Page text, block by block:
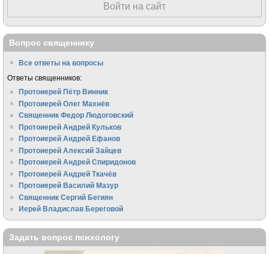
Войти на сайт
Вопрос священнику
Все ответы на вопросы
Ответы священников:
Протоиерей Пётр Винник
Протоиерей Олег Махнёв
Священник Федор Людоговский
Протоиерей Андрей Кульков
Протоиерей Андрей Ефанов
Протоиерей Алексий Зайцев
Протоиерей Андрей Спиридонов
Протоиерей Андрей Ткачёв
Протоиерей Василий Мазур
Священник Сергий Бегиян
Иерей Владислав Береговой
Задать вопрос психологу